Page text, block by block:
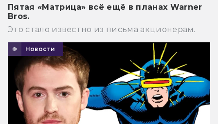
Пятая «Матрица» всё ещё в планах Warner
Bros.
Это стало известно из письма акционерам.
Новости